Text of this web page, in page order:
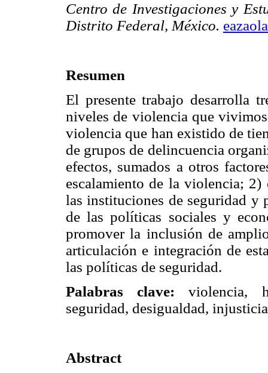
Centro de Investigaciones y
Distrito Federal, México.
Resumen
El presente trabajo desarrolla
niveles de violencia que
violencia que han existido de
de grupos de delincuencia
efectos, sumados a otros
escalamiento de la violencia;
las instituciones de seguridad
de las políticas sociales y
promover la inclusión de
articulación e integración de
las políticas de seguridad.
Palabras clave: violencia,
seguridad, desigualdad,
Abstract